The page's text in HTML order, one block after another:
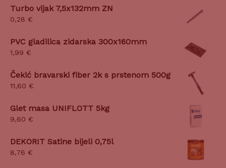
Turbo vijak 7,5x132mm ZN
0,28 €
PVC gladilica zidarska 300x160mm
1,99 €
Čekić bravarski fiber 2k s prstenom 500g
11,60 €
Glet masa UNIFLOTT 5kg
9,60 €
DEKORIT Satine bijeli 0,75l
8,76 €